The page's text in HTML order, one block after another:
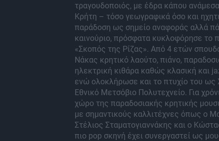
τραγουδοποιός, με έδρα κάπου
Κρήτη – τόσο γεωγραφικά όσο και
παράδοση ως σημείο αναφοράς αλλά
καινούριο, πρόσφατα κυκλοφόρησε το
«Σκοπός της Ρίζας». Από 4 ετών
Νάκας κρητικό λαούτο, πιάνο,
ηλεκτρική κιθάρα καθώς κλασική και
ενώ ολοκλήρωσε και το πτυχίο του ως
Εθνικό Μετσόβιο Πολυτεχνείο. Για
χώρο της παραδοσιακής κρητικής
με σημαντικούς καλλιτέχνες όπως ο
Στέλιος Σταματογιαννάκης και ο
πιο pop σκηνή έχει συνεργαστεί ως